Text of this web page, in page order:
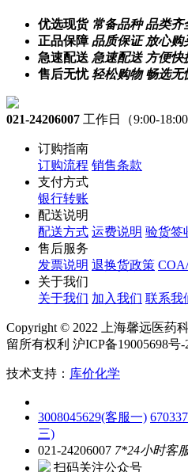
优选现货 常备品种 品类齐
正品保障品质保证 放心购
急速配送 急速配送 方便快
售后无忧轻松购物 畅选无
021-24206007 工作日（9:00-18:00
订购指南
订购流程 销售条款
支付方式
银行转账
配送说明
配送方式 运费说明 验货签
售后服务
发票说明 退换货政策
关于我们
关于我们 加入我们 联系我
Copyright © 2022 上海馨远医药
留所有权利 沪ICP备19005698号-
技术支持： 库价化学
3008045629(客服一)
三)
021-24206007 7*24小时客
扫码关注公众号